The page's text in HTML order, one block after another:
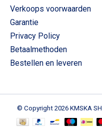
Verkoops voorwaarden
Garantie
Privacy Policy
Betaalmethoden
Bestellen en leveren
© Copyright 2026 KMSKA